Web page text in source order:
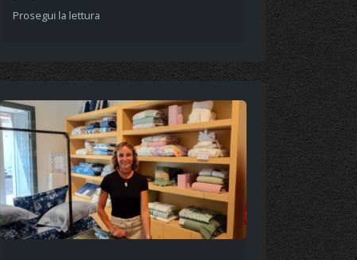
Prosegui la lettura